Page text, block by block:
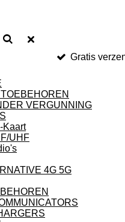
Gratis
VERGUNNING
Kaart
UHF
4G 5G